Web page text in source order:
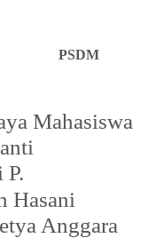
Mahasiswa
P.
Hasani
Anggara